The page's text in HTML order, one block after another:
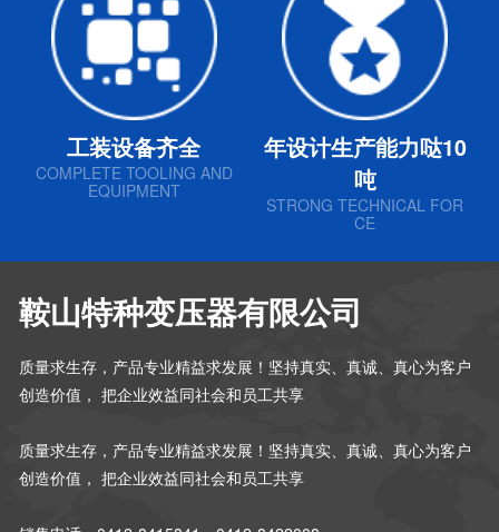
工装设备齐全
COMPLETE TOOLING AND
EQUIPMENT
年设计生产能力哒10
吨
STRONG TECHNICAL FOR
CE
鞍山特种变压器有限公司
质量求生存，产品专业精益求发展！坚持真实、真诚、真心为客户
创造价值， 把企业效益同社会和员工共享
质量求生存，产品专业精益求发展！坚持真实、真诚、真心为客户
创造价值， 把企业效益同社会和员工共享